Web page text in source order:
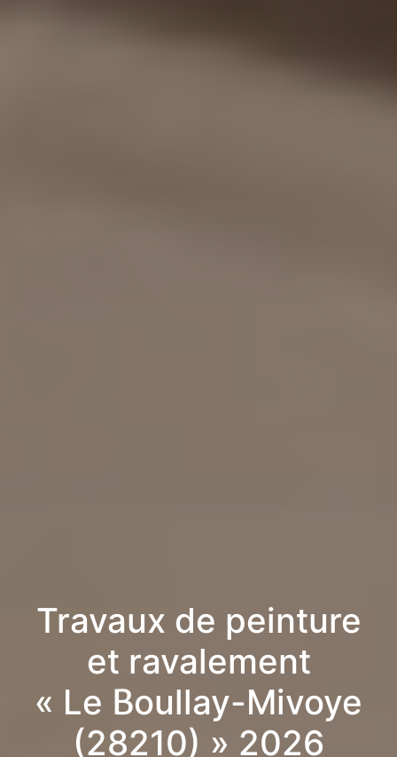
Travaux de peinture
et ravalement
« Le Boullay-Mivoye
(28210) » 2026